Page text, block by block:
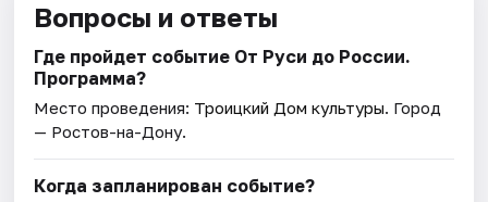
Вопросы и ответы
Где пройдет событие От Руси до России.
Программа?
Место проведения: Троицкий Дом культуры. Город
— Ростов-на-Дону.
Когда запланирован событие?